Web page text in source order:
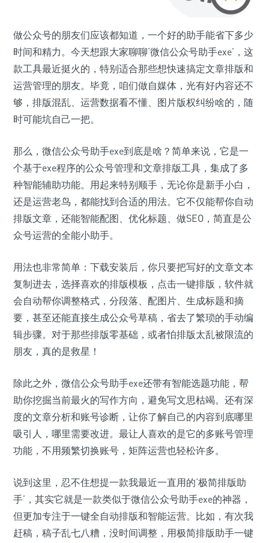
做公众号的朋友们应该都知道，一个好的助手能省下多少
时间和精力。今天想跟大家聊聊‘微信公众号助手exe’，这
款工具最近挺火的，特别适合那些想快速搞定文章排版和
运营管理的朋友。毕竟，咱们做自媒体，光有好内容还不
够，排版混乱、运营数据看不懂、图片版权纠纷啥的，随
时可能坑自己一把。
那么，微信公众号助手exe到底是啥？简单来说，它是一
个基于exe程序的公众号管理和文章排版工具，集成了多
种智能辅助功能。用起来特别顺手，无论你是新手小白，
还是运营老鸟，都能找到合适的用法。它不仅能帮你自动
排版文章，还能智能配图、优化标题、做SEO，简直是公
众号运营的全能小助手。
用法也非常简单：下载安装后，你只要把写好的文章文本
复制进去，选择喜欢的排版模板，点击一键排版，软件就
会自动帮你调整格式，分段落、配图片、生成标题和摘
要，甚至还能直接生成公众号草稿，省去了繁琐的手动编
辑步骤。对于那些排版零基础，或者怕排版太乱被限流的
朋友，真的是救星！
除此之外，微信公众号助手exe还带有智能选题功能，帮
助你挖掘当前最火的写作方向，避免写文思枯竭。还有深
度的文章分析和账号诊断，让你了解自己的内容到底哪里
吸引人，哪里需要改进。最让人喜欢的是它的多账号管理
功能，不用频繁切换账号，矩阵运营也轻松许多。
说到这里，忍不住想提一款我最近一直用的‘极简排版助
手’，其实它就是一款类似于微信公众号助手exe的神器，
但更加专注于一键全自动排版和智能运营。比如，有次我
赶稿，稿子乱七八糟，没时间调整，用极简排版助手一键